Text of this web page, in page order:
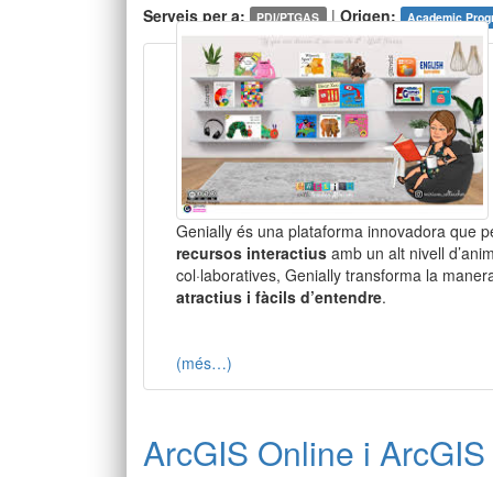
Serveis per a: PDI/PTGAS | Origen: Academic
Genially és una plataforma innovadora que
recursos interactius amb un alt nivell
col·laboratives, Genially transforma la
atractius i fàcils d’entendre.
(més…)
ArcGIS Online i